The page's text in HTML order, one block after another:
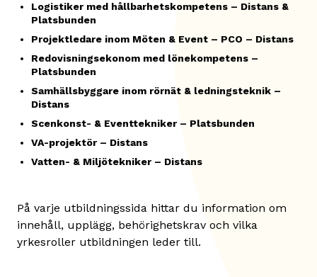
Logistiker med hållbarhetskompetens – Distans &
Platsbunden
Projektledare inom Möten & Event – PCO – Distans
Redovisningsekonom med lönekompetens –
Platsbunden
Samhällsbyggare inom rörnät & ledningsteknik –
Distans
Scenkonst- & Eventtekniker – Platsbunden
VA-projektör – Distans
Vatten- & Miljötekniker – Distans
På varje utbildningssida hittar du information om
innehåll, upplägg, behörighetskrav och vilka
yrkesroller utbildningen leder till.